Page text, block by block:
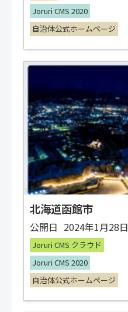
Joruri CMS 2020
自治体公式ホームページ
北海道函館市
公開日 2024年1月28日
Joruri CMS クラウド
Joruri CMS 2020
自治体公式ホームページ